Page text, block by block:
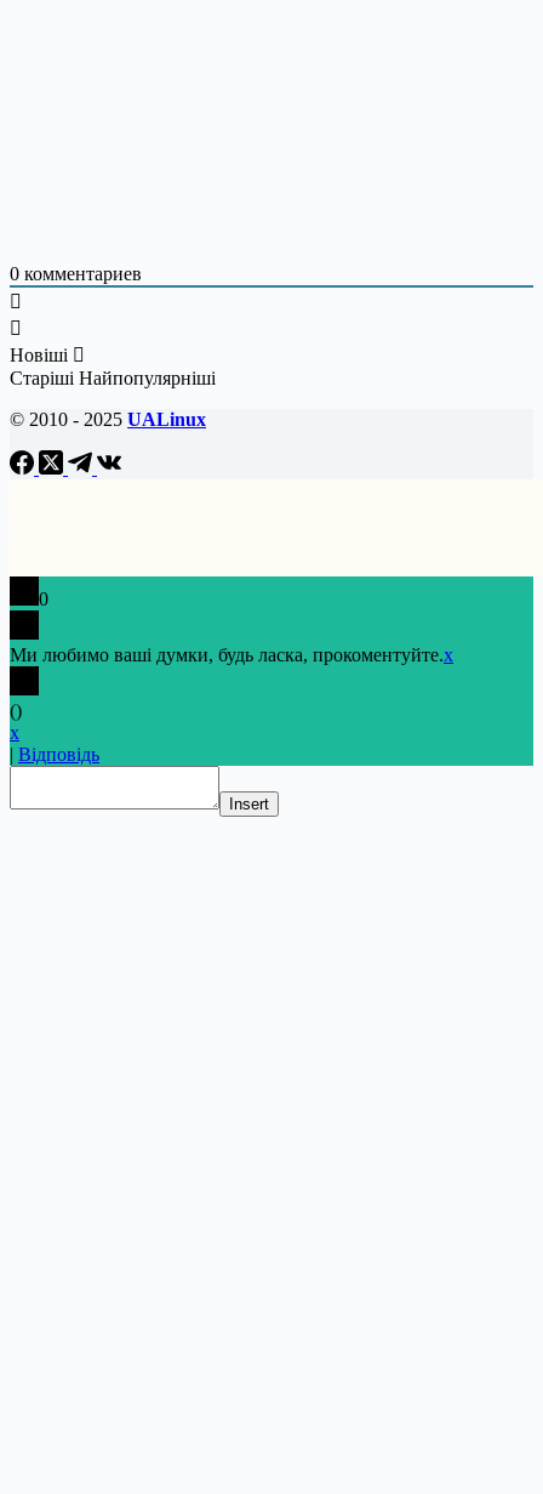
0 комментариев
Новіші
Старіші Найпопулярніші
© 2010 - 2025 UALinux
0
Ми любимо ваші думки, будь ласка, прокоментуйте.x
()
x
| Відповідь
Insert